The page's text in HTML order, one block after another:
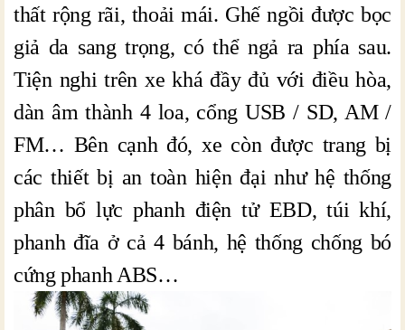
thất rộng rãi, thoải mái. Ghế ngồi được bọc
giả da sang trọng, có thể ngả ra phía sau.
Tiện nghi trên xe khá đầy đủ với điều hòa,
dàn âm thành 4 loa, cổng USB / SD, AM /
FM… Bên cạnh đó, xe còn được trang bị
các thiết bị an toàn hiện đại như hệ thống
phân bổ lực phanh điện tử EBD, túi khí,
phanh đĩa ở cả 4 bánh, hệ thống chống bó
cứng phanh ABS…